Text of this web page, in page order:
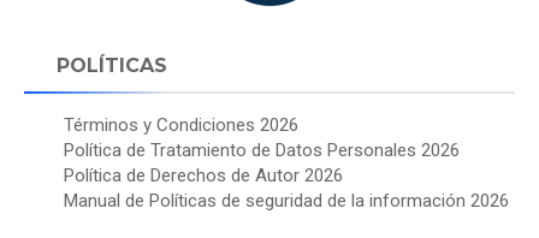
POLÍTICAS
Términos y Condiciones 2026
Política de Tratamiento de Datos Personales 2026
Política de Derechos de Autor 2026
Manual de Políticas de seguridad de la información 2026